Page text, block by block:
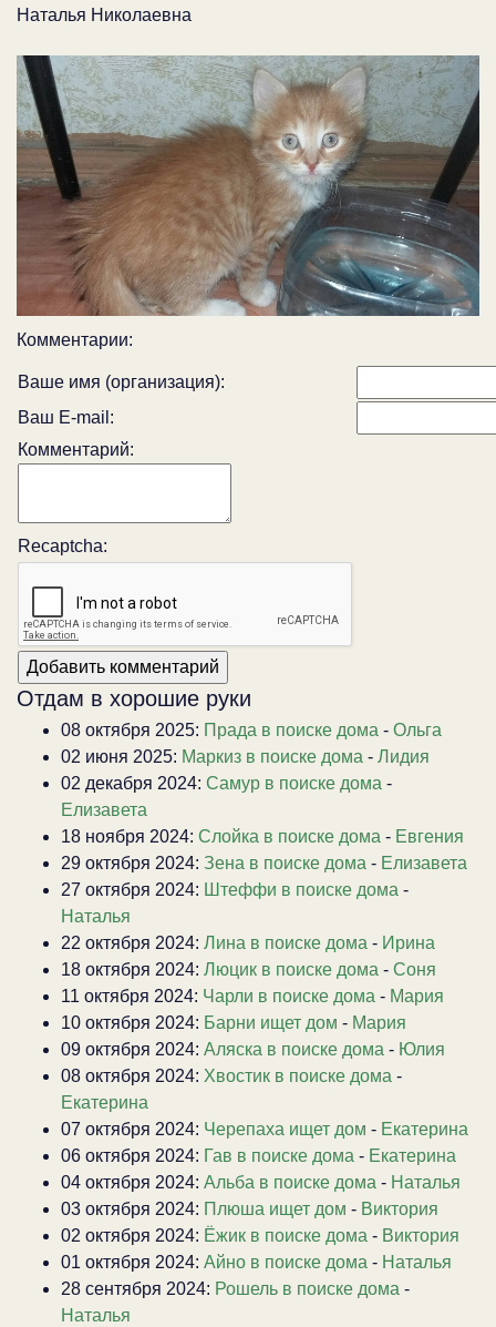
Наталья Николаевна
Комментарии:
Ваше имя (организация):
Ваш E-mail:
Комментарий:
Recaptcha:
Отдам в хорошие руки
08 октября 2025: Прада в поиске дома - Ольга
02 июня 2025: Маркиз в поиске дома - Лидия
02 декабря 2024: Самур в поиске дома -
Елизавета
18 ноября 2024: Слойка в поиске дома - Евгения
29 октября 2024: Зена в поиске дома - Елизавета
27 октября 2024: Штеффи в поиске дома -
Наталья
22 октября 2024: Лина в поиске дома - Ирина
18 октября 2024: Люцик в поиске дома - Соня
11 октября 2024: Чарли в поиске дома - Мария
10 октября 2024: Барни ищет дом - Мария
09 октября 2024: Аляска в поиске дома - Юлия
08 октября 2024: Хвостик в поиске дома -
Екатерина
07 октября 2024: Черепаха ищет дом - Екатерина
06 октября 2024: Гав в поиске дома - Екатерина
04 октября 2024: Альба в поиске дома - Наталья
03 октября 2024: Плюша ищет дом - Виктория
02 октября 2024: Ёжик в поиске дома - Виктория
01 октября 2024: Айно в поиске дома - Наталья
28 сентября 2024: Рошель в поиске дома -
Наталья